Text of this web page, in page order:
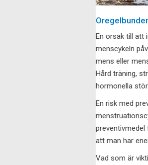
En orsak till att
menscykeln
mens eller
Hård träning,
hormonella
En risk med
att man har
Vad som är